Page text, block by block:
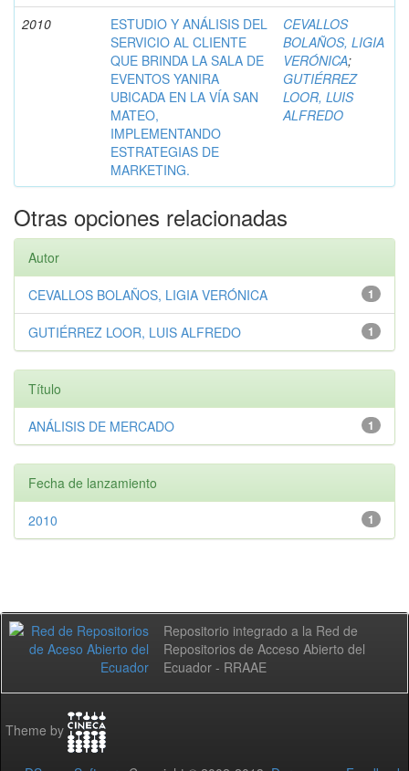
2010
ESTUDIO Y ANÁLISIS DEL
SERVICIO AL CLIENTE
QUE BRINDA LA SALA DE
EVENTOS YANIRA
UBICADA EN LA VÍA SAN
MATEO,
IMPLEMENTANDO
ESTRATEGIAS DE
MARKETING.
CEVALLOS
BOLAÑOS, LIGIA
VERÓNICA;
GUTIÉRREZ
LOOR, LUIS
ALFREDO
Otras opciones relacionadas
Autor
1
CEVALLOS BOLAÑOS, LIGIA VERÓNICA
1
GUTIÉRREZ LOOR, LUIS ALFREDO
Título
1
ANÁLISIS DE MERCADO
Fecha de lanzamiento
1
2010
Repositorio integrado a la Red de
Repositorios de Acceso Abierto del
Ecuador - RRAAE
Theme by